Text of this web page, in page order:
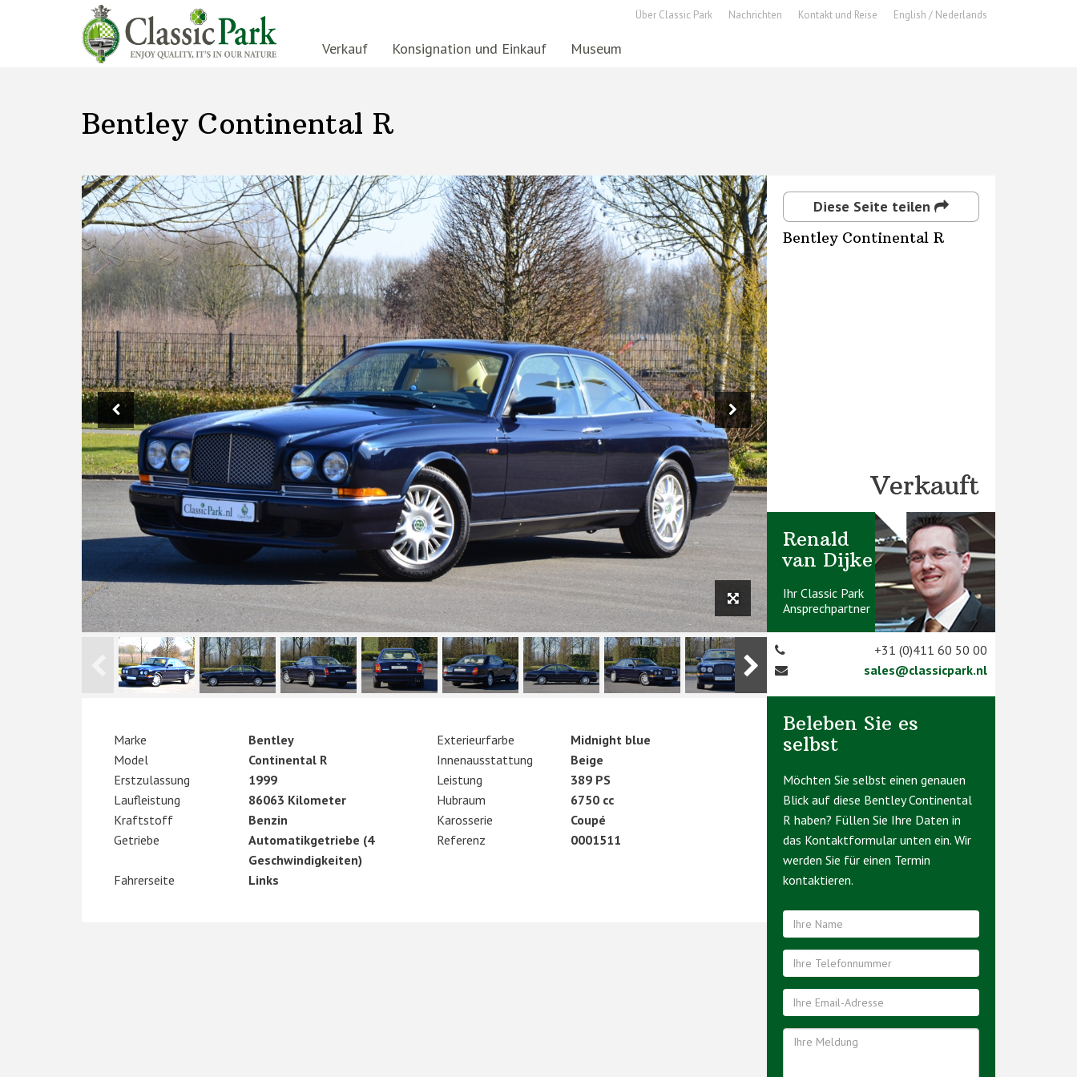
Verkauf Konsignation und Einkauf Museum
Über Classic Park Nachrichten Kontakt und Reise English / Nederlands
Bentley Continental R
Marke
Bentley
Model
Continental R
Erstzulassung
1999
Laufleistung
86063 Kilometer
Kraftstoff
Benzin
Getriebe
Automatikgetriebe (4
Geschwindigkeiten)
Fahrerseite
Links
Exterieurfarbe
Midnight blue
Innenausstattung
Beige
Leistung
389 PS
Hubraum
6750 cc
Karosserie
Coupé
Referenz
0001511
Diese Seite teilen
Bentley Continental R
Verkauft
Renald
van Dijke
Ihr Classic Park
Ansprechpartner
+31 (0)411 60 50 00
sales@classicpark.nl
Beleben Sie es
selbst
Möchten Sie selbst einen genauen
Blick auf diese Bentley Continental
R haben? Füllen Sie Ihre Daten in
das Kontaktformular unten ein. Wir
werden Sie für einen Termin
kontaktieren.